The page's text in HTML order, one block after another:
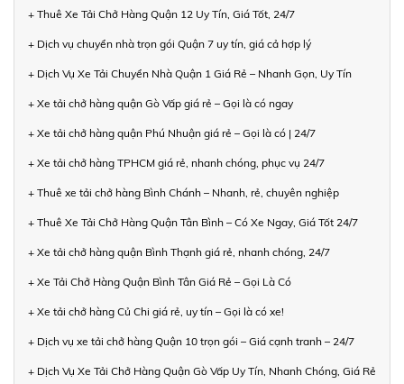
+ Thuê Xe Tải Chở Hàng Quận 12 Uy Tín, Giá Tốt, 24/7
+ Dịch vụ chuyển nhà trọn gói Quận 7 uy tín, giá cả hợp lý
+ Dịch Vụ Xe Tải Chuyển Nhà Quận 1 Giá Rẻ – Nhanh Gọn, Uy Tín
+ Xe tải chở hàng quận Gò Vấp giá rẻ – Gọi là có ngay
+ Xe tải chở hàng quận Phú Nhuận giá rẻ – Gọi là có | 24/7
+ Xe tải chở hàng TPHCM giá rẻ, nhanh chóng, phục vụ 24/7
+ Thuê xe tải chở hàng Bình Chánh – Nhanh, rẻ, chuyên nghiệp
+ Thuê Xe Tải Chở Hàng Quận Tân Bình – Có Xe Ngay, Giá Tốt 24/7
+ Xe tải chở hàng quận Bình Thạnh giá rẻ, nhanh chóng, 24/7
+ Xe Tải Chở Hàng Quận Bình Tân Giá Rẻ – Gọi Là Có
+ Xe tải chở hàng Củ Chi giá rẻ, uy tín – Gọi là có xe!
+ Dịch vụ xe tải chở hàng Quận 10 trọn gói – Giá cạnh tranh – 24/7
+ Dịch Vụ Xe Tải Chở Hàng Quận Gò Vấp Uy Tín, Nhanh Chóng, Giá Rẻ